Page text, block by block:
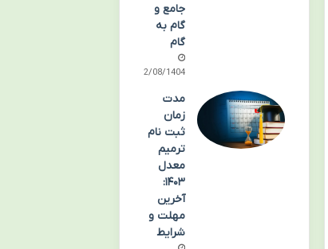
جامع و
گام به
گام
12/08/1404
مدت
زمان
ثبت نام
ترمیم
معدل
۱۴۰۳:
آخرین
مهلت و
شرایط